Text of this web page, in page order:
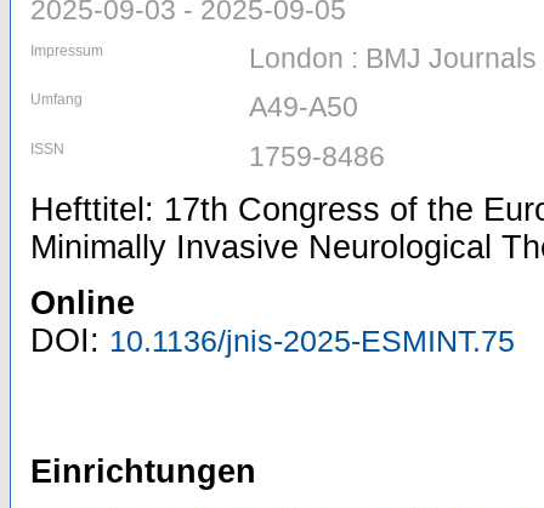
2025-09-03 - 2025-09-05
Impressum London : BMJ Journals
Umfang A49-A50
ISSN 1759-8486
Hefttitel: 17th Congress of the
Minimally Invasive Neurological
Online
DOI: 10.1136/jnis-2025-ESMINT.75
Einrichtungen